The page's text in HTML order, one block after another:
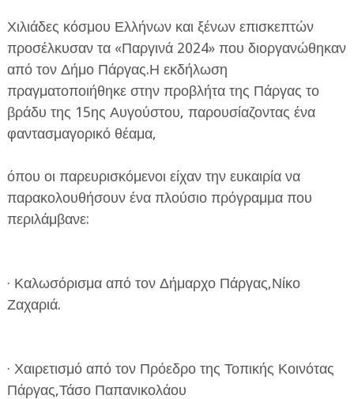
ΕΦΗΜΕΡΙΔΑ Η ΠΑΡΓΑ
Χιλιάδες κόσμου Ελλήνων και ξένων επισκεπτών
προσέλκυσαν τα «Παργινά 2024» που διοργανώθηκαν
από τον Δήμο Πάργας.Η εκδήλωση
πραγματοποιήθηκε στην προβλήτα της Πάργας το
βράδυ της 15ης Αυγούστου, παρουσίαζοντας ένα
φαντασμαγορικό θέαμα,
όπου οι παρευρισκόμενοι είχαν την ευκαιρία να
παρακολουθήσουν ένα πλούσιο πρόγραμμα που
περιλάμβανε:
· Καλωσόρισμα από τον Δήμαρχο Πάργας,Νίκο
Ζαχαριά.
· Χαιρετισμό από τον Πρόεδρο της Τοπικής Κοινότας
Πάργας,Τάσο Παπανικολάου